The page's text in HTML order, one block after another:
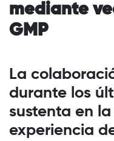
mediante
GMP
La
durante los
sustenta en
experiencia